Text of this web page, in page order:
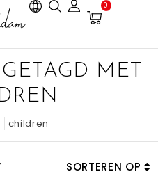
0
MET
children
SORTEREN OP